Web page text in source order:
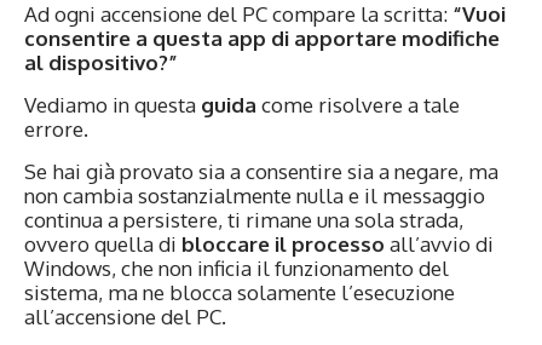
Ad ogni accensione del PC compare la scritta: “Vuoi
consentire a questa app di apportare modifiche
al dispositivo?”
Vediamo in questa guida come risolvere a tale
errore.
Se hai già provato sia a consentire sia a negare, ma
non cambia sostanzialmente nulla e il messaggio
continua a persistere, ti rimane una sola strada,
ovvero quella di bloccare il processo all’avvio di
Windows, che non inficia il funzionamento del
sistema, ma ne blocca solamente l’esecuzione
all’accensione del PC.